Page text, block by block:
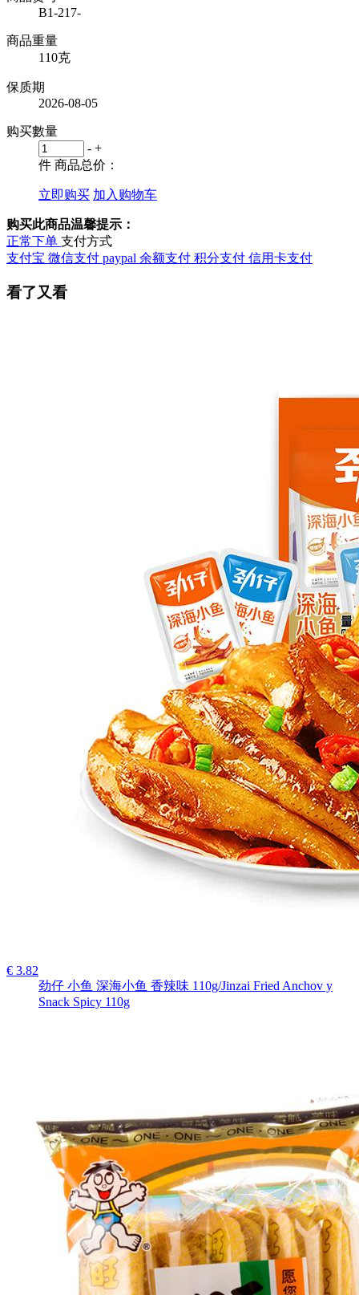
B1-217-
商品重量
110克
保质期
2026-08-05
购买數量
- +
件 商品总价：
立即购买 加入购物车
购买此商品温馨提示：
正常下单 支付方式
支付宝 微信支付 paypal 余额支付 积分支付 信用卡支付
看了又看
€ 3.82
劲仔 小鱼 深海小鱼 香辣味 110g/Jinzai Fried Anchov y
Snack Spicy 110g